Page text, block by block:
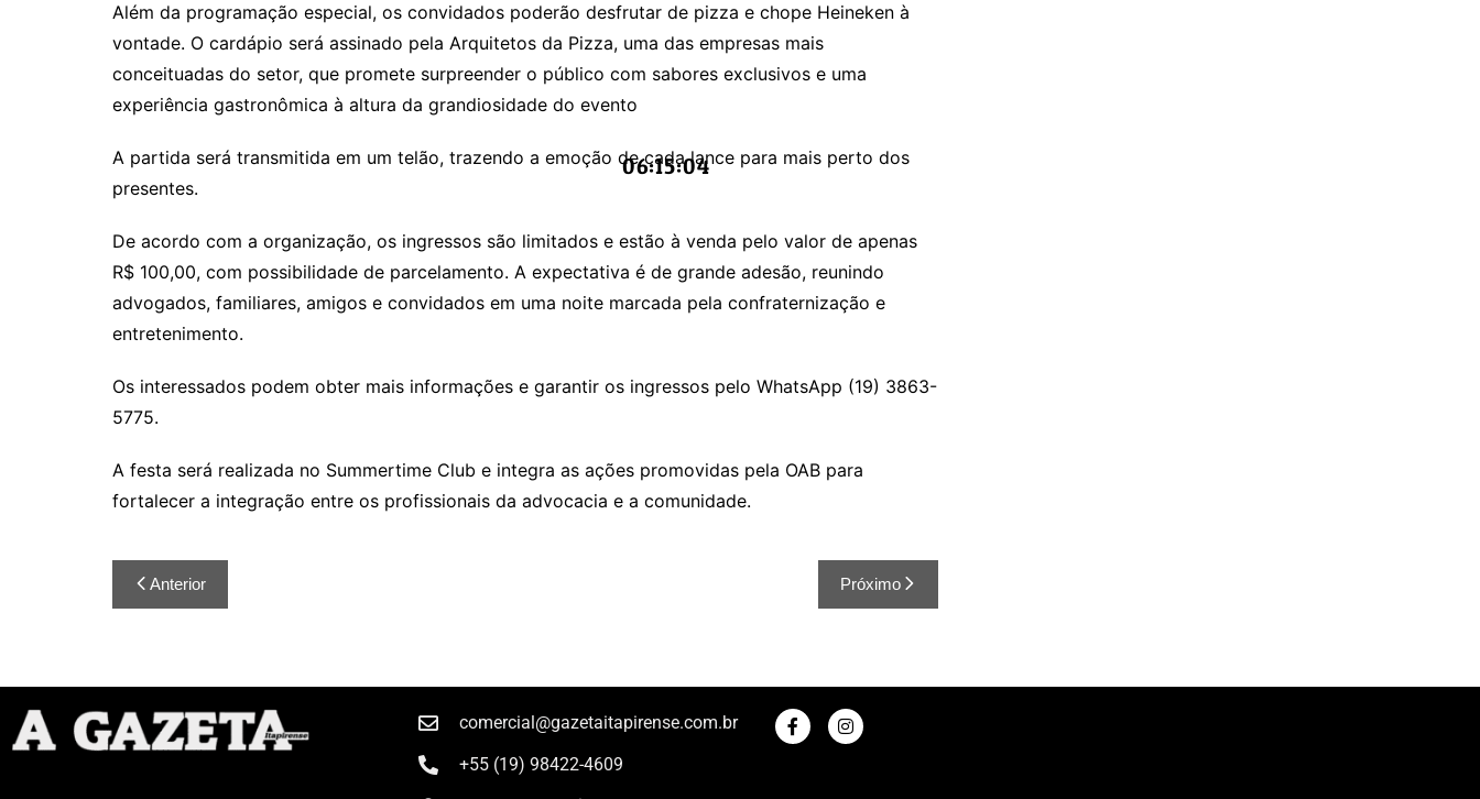
06:15:05
Além da programação especial, os convidados poderão desfrutar de pizza e chope Heineken à
vontade. O cardápio será assinado pela Arquitetos da Pizza, uma das empresas mais
conceituadas do setor, que promete surpreender o público com sabores exclusivos e uma
experiência gastronômica à altura da grandiosidade do evento
A partida será transmitida em um telão, trazendo a emoção de cada lance para mais perto dos
presentes.
De acordo com a organização, os ingressos são limitados e estão à venda pelo valor de apenas
R$ 100,00, com possibilidade de parcelamento. A expectativa é de grande adesão, reunindo
advogados, familiares, amigos e convidados em uma noite marcada pela confraternização e
entretenimento.
Os interessados podem obter mais informações e garantir os ingressos pelo WhatsApp (19) 3863-
5775.
A festa será realizada no Summertime Club e integra as ações promovidas pela OAB para
fortalecer a integração entre os profissionais da advocacia e a comunidade.
Anterior Próximo
comercial@gazetaitapirense.com.br
+55 (19) 98422-4609